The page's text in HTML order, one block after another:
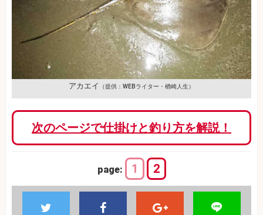
アカエイ （提供：WEBライター・楢崎人生）
次のページで仕掛けと釣り方を解説！
page: 1 2